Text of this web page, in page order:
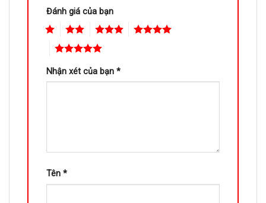
Đánh giá của bạn
4
Nhận xét của bạn *
Tên *